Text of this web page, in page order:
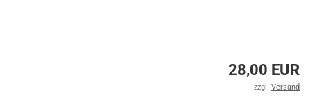
28,00 EUR
zzgl. Versand